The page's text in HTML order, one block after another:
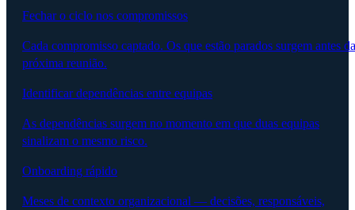
Fechar o ciclo nos compromissos
Cada compromisso captado. Os que estão parados surgem antes da
próxima reunião.
Identificar dependências entre equipas
As dependências surgem no momento em que duas equipas
sinalizam o mesmo risco.
Onboarding rápido
Meses de contexto organizacional — decisões, responsáveis,